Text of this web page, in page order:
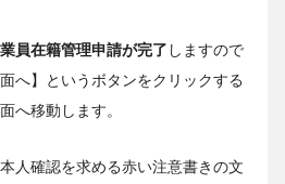
員在籍管理申請が完了 しますので
へ】というボタンをクリックする
へ移動します。
人確認を求める赤い注意書きの文